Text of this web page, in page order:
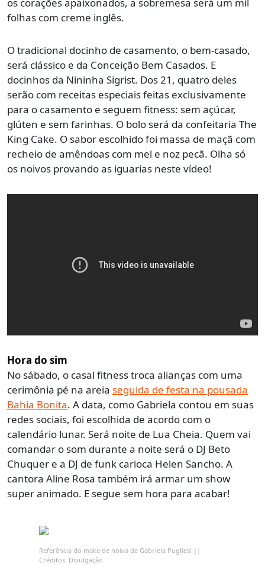
folhas com creme inglês.
O tradicional docinho de casamento, o bem-casado,
será clássico e da Conceição Bem Casados. E
docinhos da Nininha Sigrist. Dos 21, quatro deles
serão com receitas especiais feitas exclusivamente
para o casamento e seguem fitness: sem açúcar,
glúten e sem farinhas. O bolo será da confeitaria The
King Cake. O sabor escolhido foi massa de maçã com
recheio de amêndoas com mel e noz pecã. Olha só
os noivos provando as iguarias neste vídeo!
Hora do sim
No sábado, o casal fitness troca alianças com uma
cerimônia pé na areia seguida de festa na pousada
Bahia Bonita. A data, como Gabriela contou em suas
redes sociais, foi escolhida de acordo com o
calendário lunar. Será noite de Lua Cheia. Quem vai
comandar o som durante a noite será o DJ Beto
Chuquer e a DJ de funk carioca Helen Sancho. A
cantora Aline Rosa também irá armar um show
super animado. E segue sem hora para acabar!
Referência do make de noiva de Gabriela Pugliesi ||
Créditos: Divulgação